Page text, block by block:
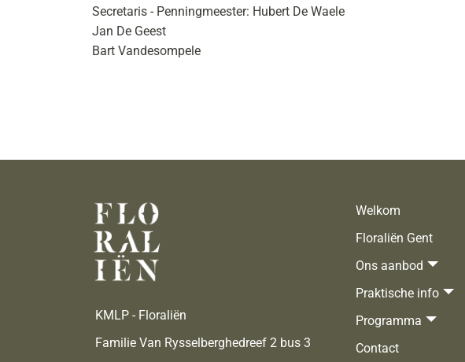
Secretaris - Penningmeester: Hubert De Waele
Jan De Geest
Bart Vandesompele
KMLP - Floraliën
Familie Van Rysselberghedreef 2 bus 3
Welkom
Floraliën Gent
Ons aanbod
Praktische info
Programma
Contact